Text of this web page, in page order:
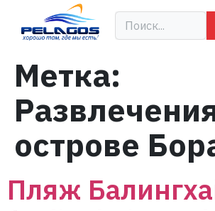
Метка:
острове
Пляж